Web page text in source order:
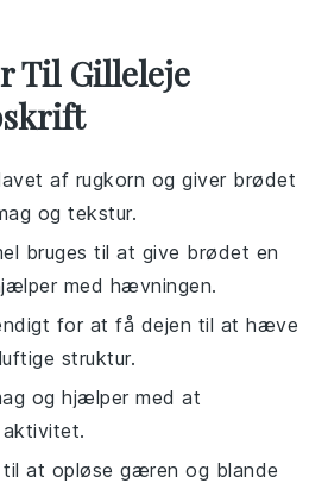
Til Gilleleje
af rugkorn og giver brødet
og tekstur.
bruges til at give brødet en
med hævningen.
for at få dejen til at hæve
struktur.
og hjælper med at
til at opløse gæren og blande